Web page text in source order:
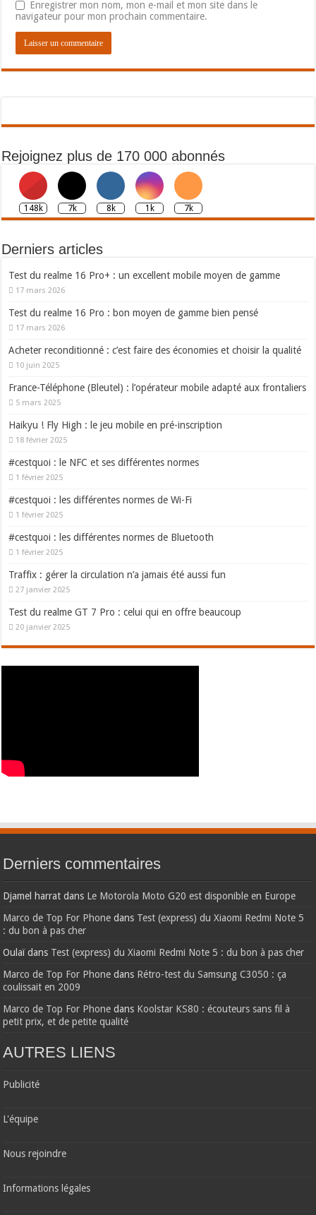
Enregistrer mon nom, mon e-mail et mon site dans le
navigateur pour mon prochain commentaire.
Rejoignez plus de 170 000 abonnés
148k 7k 8k 1k 7k
Derniers articles
Test du realme 16 Pro+ : un excellent mobile moyen de gamme
17 mars 2026
Test du realme 16 Pro : bon moyen de gamme bien pensé
17 mars 2026
Acheter reconditionné : c’est faire des économies et choisir la qualité
10 juin 2025
France-Téléphone (Bleutel) : l’opérateur mobile adapté aux frontaliers
5 mars 2025
Haikyu ! Fly High : le jeu mobile en pré-inscription
18 février 2025
#cestquoi : le NFC et ses différentes normes
1 février 2025
#cestquoi : les différentes normes de Wi-Fi
1 février 2025
#cestquoi : les différentes normes de Bluetooth
1 février 2025
Traffix : gérer la circulation n’a jamais été aussi fun
27 janvier 2025
Test du realme GT 7 Pro : celui qui en offre beaucoup
20 janvier 2025
Derniers commentaires
Djamel harrat dans Le Motorola Moto G20 est disponible en Europe
Marco de Top For Phone dans Test (express) du Xiaomi Redmi Note 5
: du bon à pas cher
Oulaïdans Test (express) du Xiaomi Redmi Note 5 : du bon à pas cher
Marco de Top For Phone dans Rétro-test du Samsung C3050 : ça
coulissait en 2009
Marco de Top For Phone dans Koolstar KS80 : écouteurs sans fil à
petit prix, et de petite qualité
AUTRES LIENS
Publicité
L'équipe
Nous rejoindre
Informations légales